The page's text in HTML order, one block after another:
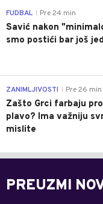
FUDBAL Pre 24 min
Savić nakon
smo postići bar još
ZANIMLJIVOSTI Pre 26 min
Zašto Grci farbaju
plavo? Ima važniju
mislite
PREUZMI